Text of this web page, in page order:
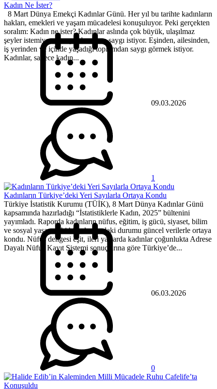
Kadın Ne İster?
8 Mart Dünya Emekçi Kadınlar Günü. Her yıl bu tarihte kadınların
hakları, emekleri ve yaşam mücadelesi konuşuluyor. Peki gerçekten
soralım: Kadın ne ister? Kadınlar aslında çok büyük, ulaşılmaz
şeyler istemiyor. Her şeyden önce saygı istiyor. Eşinden, ailesinden,
iş yerinden ve içinde yaşadığı toplumdan saygı görmek istiyor.
Kadınlar, sadece kadın...
09.03.2026
1
Kadınların Türkiye’deki Yeri Sayılarla Ortaya Kondu
Türkiye İstatistik Kurumu (TÜİK), 8 Mart Dünya Kadınlar Günü
kapsamında hazırladığı “İstatistiklerle Kadın, 2025” bültenini
yayımladı. Raporda kadınların nüfus, eğitim, iş gücü, siyaset, bilim
ve sosyal yaşam gibi birçok alandaki durumu güncel verilerle ortaya
kondu. Nüfus dengesi eşit, ileri yaşlarda kadınlar çoğunlukta Adrese
Dayalı Nüfus Kayıt Sistemi sonuçlarına göre Türkiye’de...
06.03.2026
0